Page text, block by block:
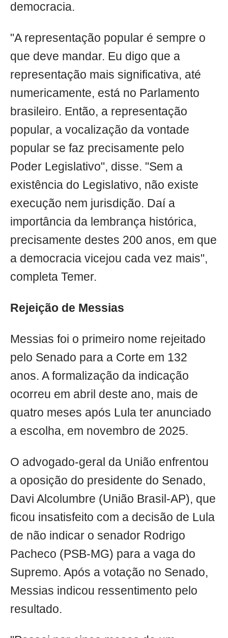
democracia.
"A representação popular é sempre o
que deve mandar. Eu digo que a
representação mais significativa, até
numericamente, está no Parlamento
brasileiro. Então, a representação
popular, a vocalização da vontade
popular se faz precisamente pelo
Poder Legislativo", disse. "Sem a
existência do Legislativo, não existe
execução nem jurisdição. Daí a
importância da lembrança histórica,
precisamente destes 200 anos, em que
a democracia vicejou cada vez mais",
completa Temer.
Rejeição de Messias
Messias foi o primeiro nome rejeitado
pelo Senado para a Corte em 132
anos. A formalização da indicação
ocorreu em abril deste ano, mais de
quatro meses após Lula ter anunciado
a escolha, em novembro de 2025.
O advogado-geral da União enfrentou
a oposição do presidente do Senado,
Davi Alcolumbre (União Brasil-AP), que
ficou insatisfeito com a decisão de Lula
de não indicar o senador Rodrigo
Pacheco (PSB-MG) para a vaga do
Supremo. Após a votação no Senado,
Messias indicou ressentimento pelo
resultado.